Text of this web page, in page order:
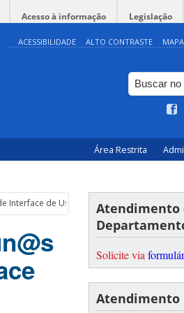
Acesso à informação Legislação
ACESSIBILIDADE ALTO CONTRASTE
Área Restrita
de Usuário com Design Thinking
Atendimento
Solicite via
Atendimento